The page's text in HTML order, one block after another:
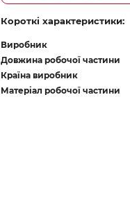
Короткі характеристики:
Виробник
Довжина робочої частини
Країна виробник
Матеріал робочої частини